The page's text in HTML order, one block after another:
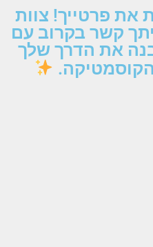
פרטייך! צוות
קשר בקרוב עם
את הדרך שלך